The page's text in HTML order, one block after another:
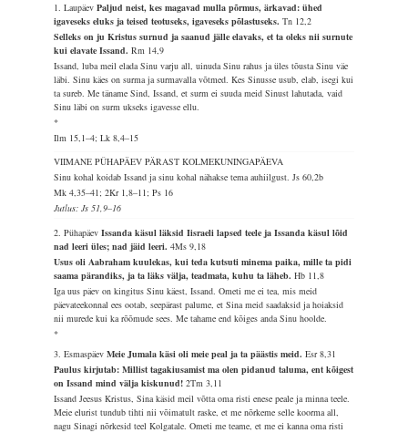
1. LaupäevPaljud neist, kes magavad mulla põrmus, ärkavad: ühed
igaveseks eluks ja teised teotuseks, igaveseks põlastuseks.Tn 12,2
Selleks on ju Kristus surnud ja saanud jälle elavaks, et ta oleks nii surnute
kui elavate Issand.Rm 14,9
Issand, luba meil elada Sinu varju all, uinuda Sinu rahus ja üles tõusta Sinu väe
läbi. Sinu käes on surma ja surmavalla võtmed. Kes Sinusse usub, elab, isegi kui
ta sureb. Me täname Sind, Issand, et surm ei suuda meid Sinust lahutada, vaid
Sinu läbi on surm ukseks igavesse ellu.
*
Ilm 15,1–4; Lk 8,4–15
VIIMANE PÜHAPÄEV PÄRAST KOLMEKUNINGAPÄEVA
Sinu kohal koidab Issand ja sinu kohal nähakse tema auhiilgust.Js 60,2b
Mk 4,35–41; 2Kr 1,8–11; Ps 16
Jutlus: Js 51,9–16
2. PühapäevIssanda käsul läksid Iisraeli lapsed teele ja Issanda käsul lõid
nad leeri üles; nad jäid leeri.4Ms 9,18
Usus oli Aabraham kuulekas, kui teda kutsuti minema paika, mille ta pidi
saama pärandiks, ja ta läks välja, teadmata, kuhu ta läheb.Hb 11,8
Iga uus päev on kingitus Sinu käest, Issand. Ometi me ei tea, mis meid
päevateekonnal ees ootab, seepärast palume, et Sina meid saadaksid ja hoiaksid
nii murede kui ka rõõmude sees. Me tahame end kõiges anda Sinu hoolde.
*
3. EsmaspäevMeie Jumala käsi oli meie peal ja ta päästis meid.Esr 8,31
Paulus kirjutab: Millist tagakiusamist ma olen pidanud taluma, ent kõigest
on Issand mind välja kiskunud!2Tm 3,11
Issand Jeesus Kristus, Sina käsid meil võtta oma risti enese peale ja minna teele.
Meie elurist tundub tihti nii võimatult raske, et me nõrkeme selle koorma all,
nagu Sinagi nõrkesid teel Kolgatale. Ometi me teame, et me ei kanna oma risti